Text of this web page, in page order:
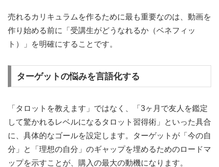
売れるカリキュラムを作るために最も重要なのは、動画を
作り始める前に「受講生がどうなれるか（ベネフィッ
ト）」を明確にすることです。
ターゲットの悩みを言語化する
「タロットを教えます」ではなく、「3ヶ月で友人を鑑定
して驚かれるレベルになるタロット習得術」といった具合
に、具体的なゴールを設定します。ターゲットが「今の自
分」と「理想の自分」のギャップを埋めるためのロードマ
ップを示すことが、購入の最大の動機になります。